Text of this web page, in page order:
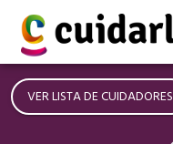
VER LISTA DE CUIDADORES